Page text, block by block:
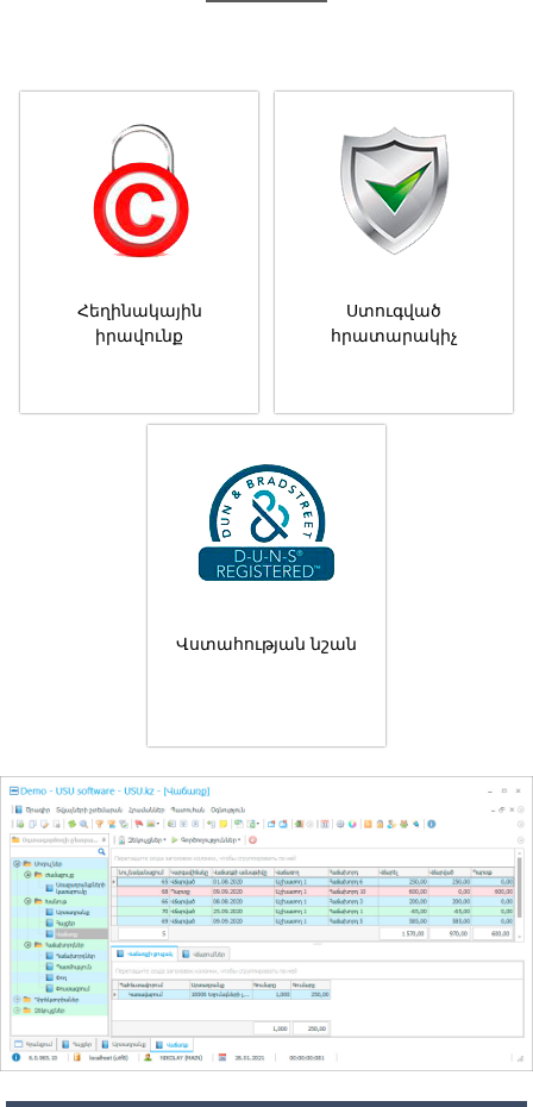
Հեղինակային
իրավունք
Ստուգված
հրատարակիչ
Վստահության նշան